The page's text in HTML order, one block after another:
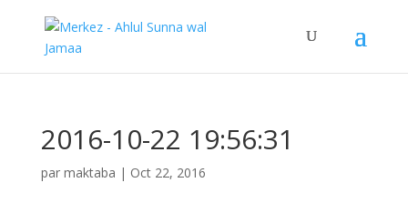
2016-10-22 19:56:31
par maktaba | Oct 22, 2016